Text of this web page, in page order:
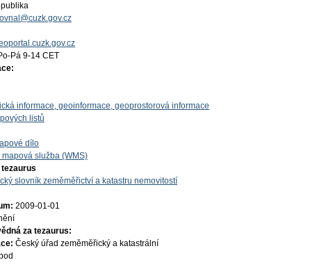
Pá 9-14 CET
informace, geoinformace, geoprostorová informace
listů
dílo
služba (WMS)
slovník zeměměřictví a katastru nemovitostí
2009-01-01
za tezaurus:
Český úřad zeměměřický a katastrální